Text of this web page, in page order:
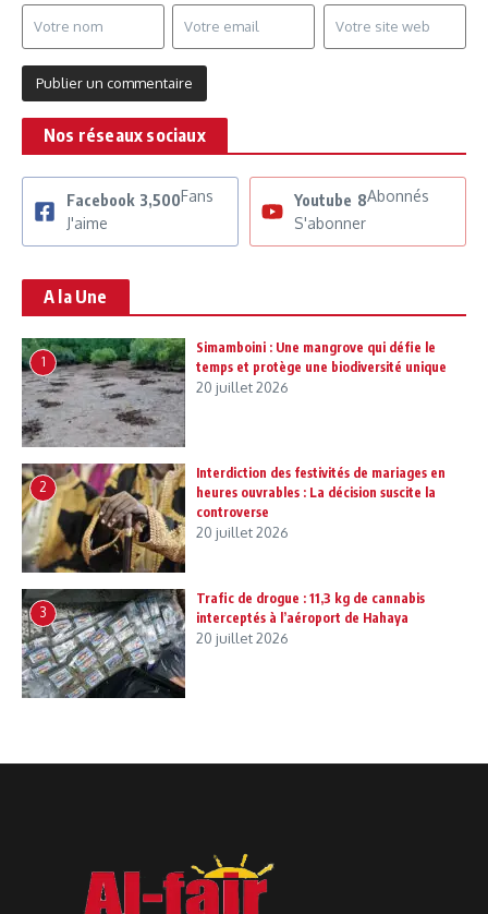
Nos réseaux sociaux
Facebook 3,500Fans
J'aime
Youtube 8Abonnés
S'abonner
A la Une
1
Simamboini : Une mangrove qui défie le
temps et protège une biodiversité unique
20 juillet 2026
2
Interdiction des festivités de mariages en
heures ouvrables : La décision suscite la
controverse
20 juillet 2026
3
Trafic de drogue : 11,3 kg de cannabis
interceptés à l’aéroport de Hahaya
20 juillet 2026